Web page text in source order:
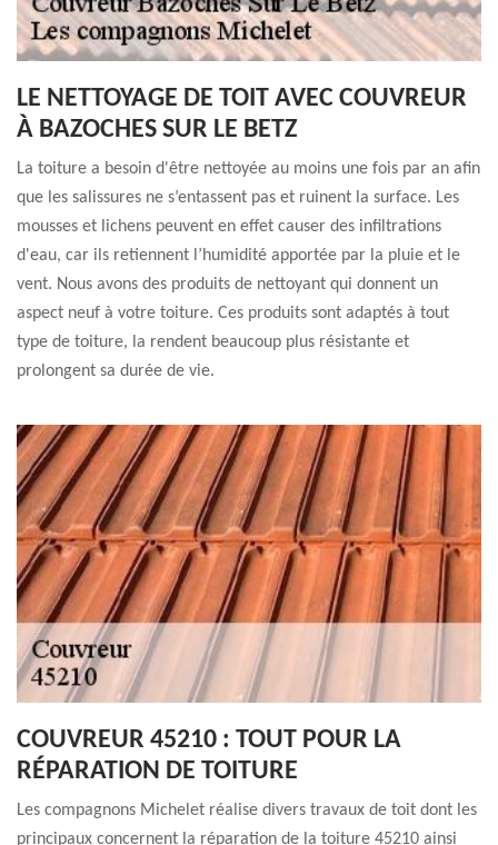
LE NETTOYAGE DE TOIT AVEC COUVREUR
À BAZOCHES SUR LE BETZ
La toiture a besoin d'être nettoyée au moins une fois par an afin
que les salissures ne s’entassent pas et ruinent la surface. Les
mousses et lichens peuvent en effet causer des infiltrations
d'eau, car ils retiennent l’humidité apportée par la pluie et le
vent. Nous avons des produits de nettoyant qui donnent un
aspect neuf à votre toiture. Ces produits sont adaptés à tout
type de toiture, la rendent beaucoup plus résistante et
prolongent sa durée de vie.
COUVREUR 45210 : TOUT POUR LA
RÉPARATION DE TOITURE
Les compagnons Michelet réalise divers travaux de toit dont les
principaux concernent la réparation de la toiture 45210 ainsi